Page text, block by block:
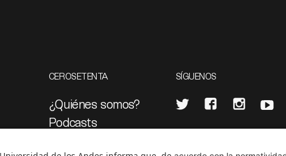
CEROSETENTA
¿Quiénes somos?
Podcasts
SÍGUENOS